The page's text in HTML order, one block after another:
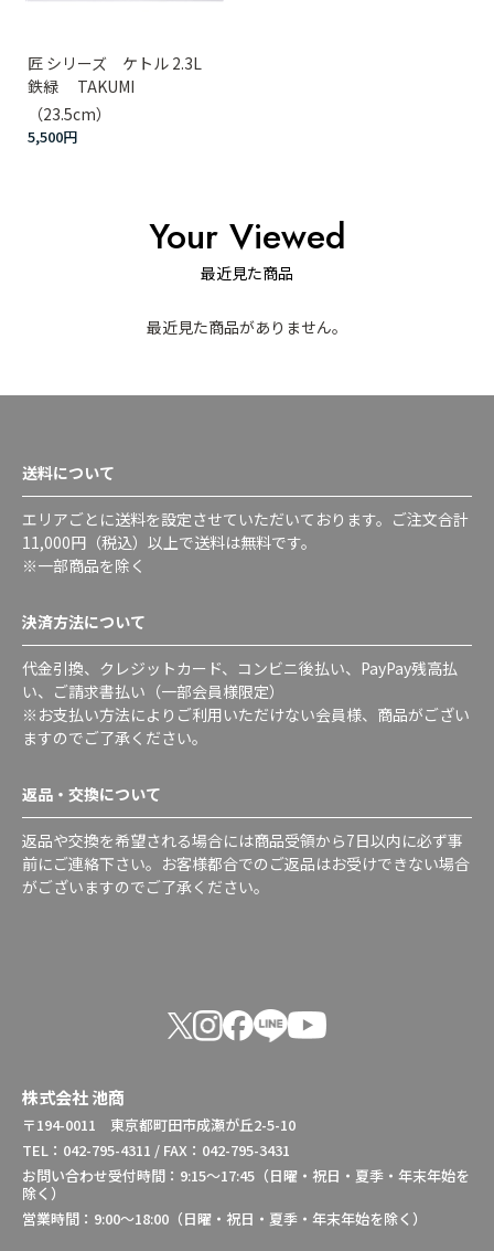
匠 シリーズ ケトル 2.3L
鉄緑 TAKUMI
（23.5cm）
5,500円
Your Viewed
最近見た商品
最近見た商品がありません。
送料について
エリアごとに送料を設定させていただいております。ご注文合計
11,000円（税込）以上で送料は無料です。
※一部商品を除く
決済方法について
代金引換、クレジットカード、コンビニ後払い、PayPay残高払
い、ご請求書払い（一部会員様限定）
※お支払い方法によりご利用いただけない会員様、商品がござい
ますのでご了承ください。
返品・交換について
返品や交換を希望される場合には商品受領から7日以内に必ず事
前にご連絡下さい。お客様都合でのご返品はお受けできない場合
がございますのでご了承ください。
株式会社 池商
〒194-0011 東京都町田市成瀬が丘2-5-10
TEL：042-795-4311 / FAX：042-795-3431
お問い合わせ受付時間：9:15～17:45（日曜・祝日・夏季・年末年始を
除く）
営業時間：9:00～18:00（日曜・祝日・夏季・年末年始を除く）